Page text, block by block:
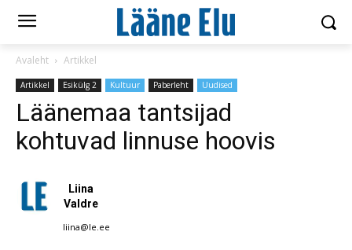
Avaleht Artikkel
Artikkel Esikülg 2 Kultuur Paberleht Uudised
Läänemaa tantsijad
kohtuvad linnuse hoovis
Liina
Valdre
liina@le.ee